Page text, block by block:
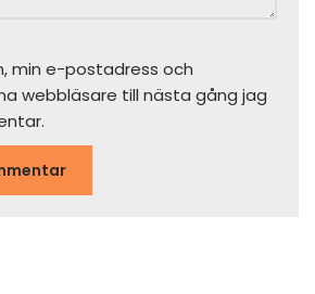
min e-postadress och
webbläsare till nästa gång jag